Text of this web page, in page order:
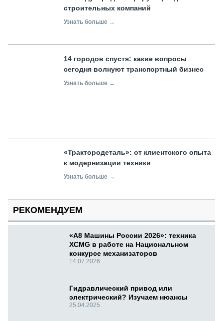
строительных компаний
Узнать больше →
14 городов спустя: какие вопросы
сегодня волнуют транспортный бизнес
Узнать больше →
«Трактородеталь»: от клиентского опыта
к модернизации техники
Узнать больше →
РЕКОМЕНДУЕМ
«А8 Машины России 2026»: техника
XCMG в работе на Национальном
конкурсе механизаторов
14.07.2026
Гидравлический привод или
электрический? Изучаем нюансы
25.04.2025